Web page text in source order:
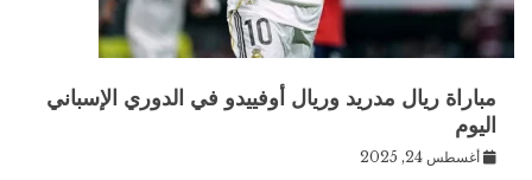
مباراة ريال مدريد وريال أوفييدو في الدوري الإسباني
اليوم
أغسطس 24, 2025